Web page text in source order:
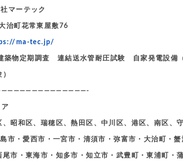
マーテック
治町花常東屋敷76
ma-tec.jp/
物定期調査 連結送水管耐圧試験 自家発電設備
昭和区、瑞穂区、熱田区、中川区、港区、南区、
市・愛西市・一宮市・清須市・弥富市・大治町・蟹
市・東海市・知多市・知立市・武豊町・東浦町・